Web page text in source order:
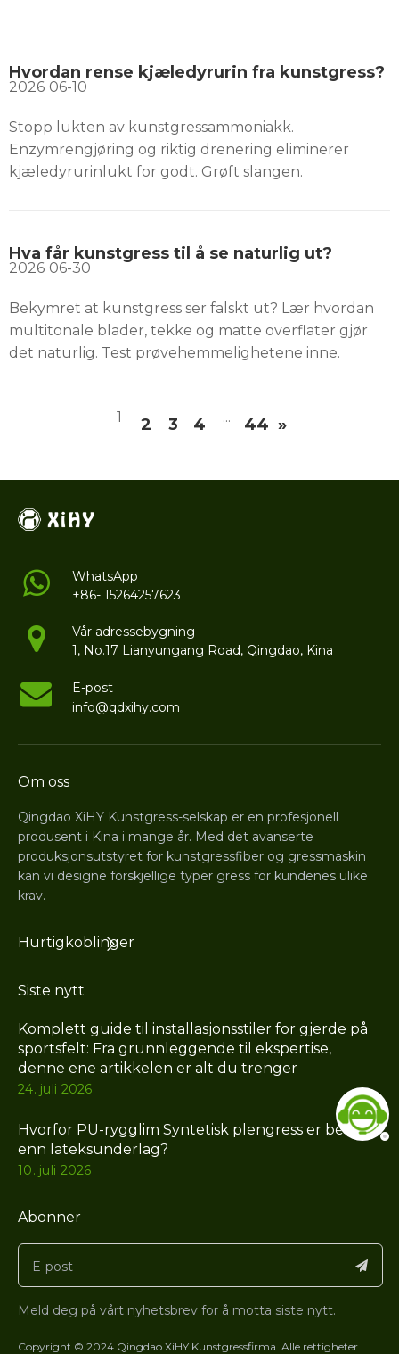
Hvordan rense kjæledyrurin fra kunstgress?
Stopp lukten av kunstgressammoniakk.
Enzymrengjøring og riktig drenering eliminerer
kjæledyrurinlukt for godt. Grøft slangen.
2026 06-10
Hva får kunstgress til å se naturlig ut?
Bekymret at kunstgress ser falskt ut? Lær hvordan
multitonale blader, tekke og matte overflater gjør
det naturlig. Test prøvehemmelighetene inne.
2026 06-30
1 2 3 4 ... 44 »
WhatsApp
+86- 15264257623
Vår adressebygning
1, No.17 Lianyungang Road, Qingdao, Kina
E-post
info@qdxihy.com
Om oss
Qingdao XiHY Kunstgress-selskap er en profesjonell
produsent i Kina i mange år. Med det avanserte
produksjonsutstyret for kunstgressfiber og gressmaskin
kan vi designe forskjellige typer gress for kundenes ulike
krav.
Hurtigkoblinger
Siste nytt
Komplett guide til installasjonsstiler for gjerde på
sportsfelt: Fra grunnleggende til ekspertise,
denne ene artikkelen er alt du trenger
24. juli 2026
Hvorfor PU-rygglim Syntetisk plengress er bedre
enn lateksunderlag?
10. juli 2026
Abonner
Meld deg på vårt nyhetsbrev for å motta siste nytt.
Copyright © 2024 Qingdao XiHY Kunstgressfirma. Alle rettigheter